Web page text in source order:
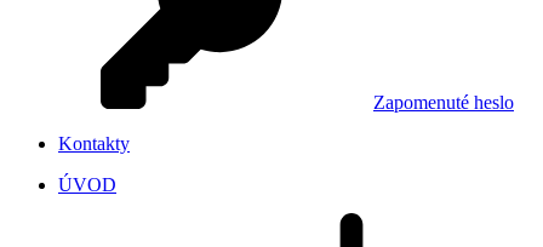
Zapomenuté heslo
Kontakty
ÚVOD